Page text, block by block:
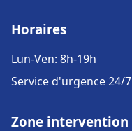
Horaires
Lun-Ven: 8h-19h
Service d'urgence 24/7
Zone intervention